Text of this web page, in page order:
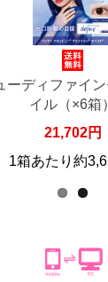
ーディファイ
イル（×6箱）
21,702円
1箱あたり約